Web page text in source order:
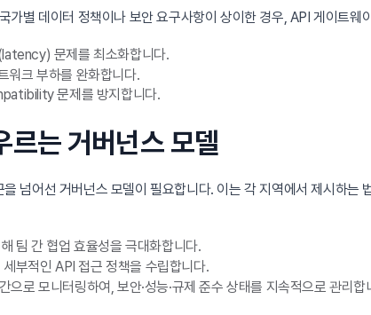
별 데이터 정책이나 보안 요구사항이 상이한 경우, API 게이트웨
문제를 최소화합니다.
워크 부하를 완화합니다.
문제를 방지합니다.
는 거버넌스 모델
넘어선 거버넌스 모델이 필요합니다. 이는 각 지역에서 제시하는
팀 간 협업 효율성을 극대화합니다.
부적인 API 접근 정책을 수립합니다.
로 모니터링하여, 보안·성능·규제 준수 상태를 지속적으로 관리합